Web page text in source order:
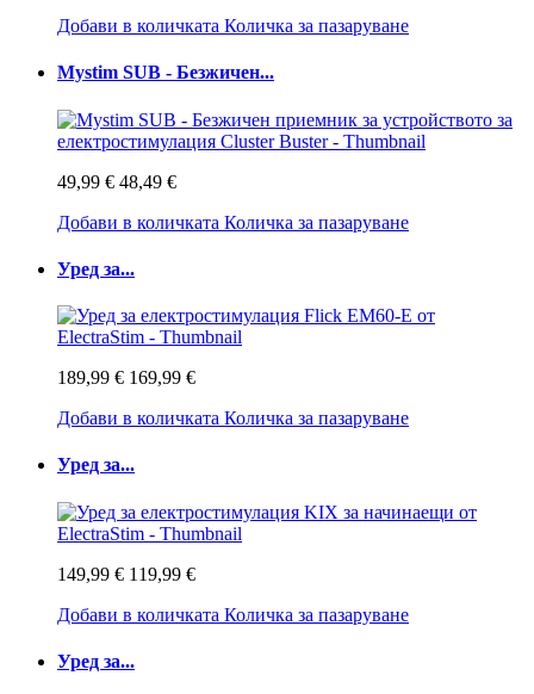
Добави в количката Количка за пазаруване
Mystim SUB - Безжичен...
49,99 € 48,49 €
Добави в количката Количка за пазаруване
Уред за...
189,99 € 169,99 €
Добави в количката Количка за пазаруване
Уред за...
149,99 € 119,99 €
Добави в количката Количка за пазаруване
Уред за...